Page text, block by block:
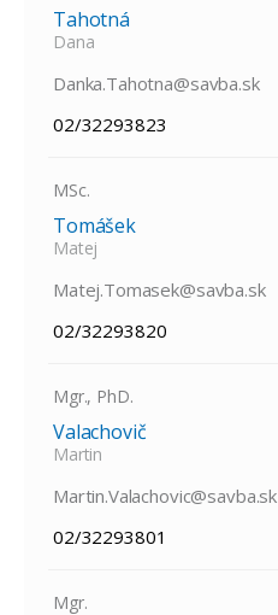
Tahotná
Dana
Danka.Tahotna@savba.sk
02/32293823
MSc.
Tomášek
Matej
Matej.Tomasek@savba.sk
02/32293820
Mgr., PhD.
Valachovič
Martin
Martin.Valachovic@savba.sk
02/32293801
Mgr.